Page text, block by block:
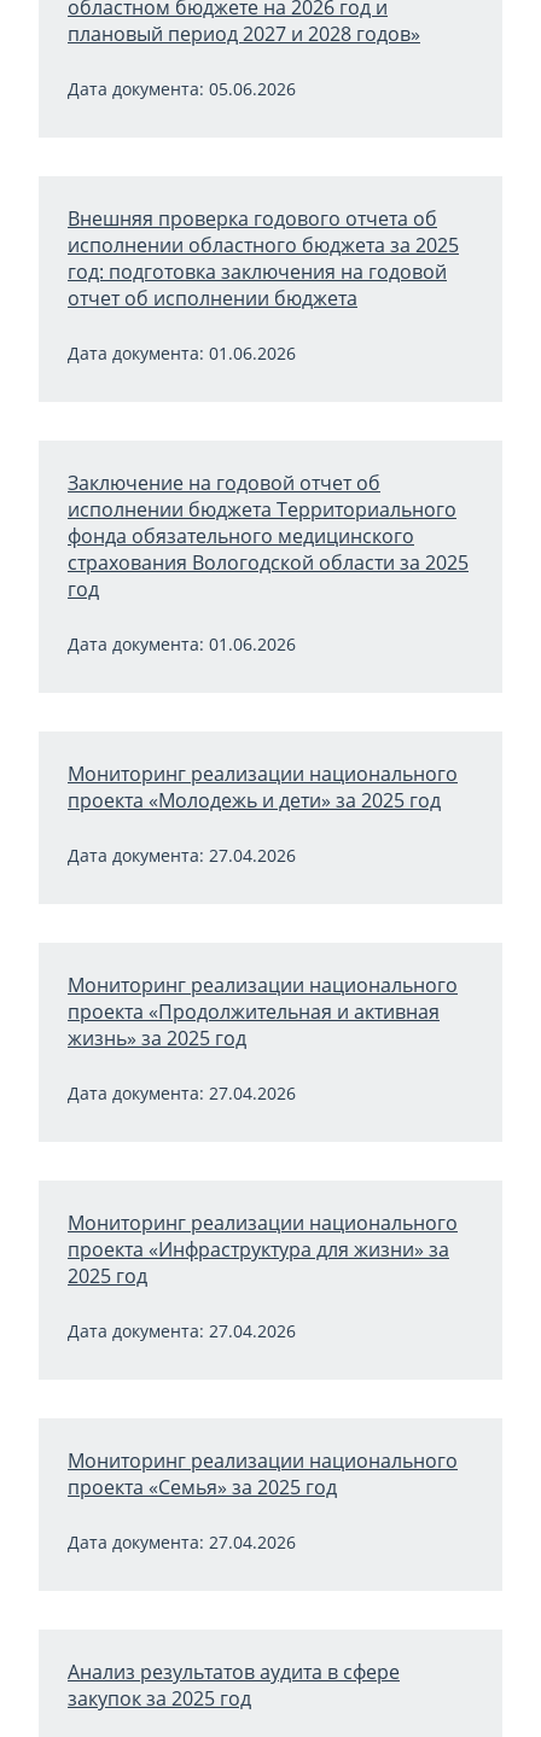
областном бюджете на 2026 год и
плановый период 2027 и 2028 годов»
Дата документа: 05.06.2026
Внешняя проверка годового отчета об
исполнении областного бюджета за 2025
год: подготовка заключения на годовой
отчет об исполнении бюджета
Дата документа: 01.06.2026
Заключение на годовой отчет об
исполнении бюджета Территориального
фонда обязательного медицинского
страхования Вологодской области за 2025
год
Дата документа: 01.06.2026
Мониторинг реализации национального
проекта «Молодежь и дети» за 2025 год
Дата документа: 27.04.2026
Мониторинг реализации национального
проекта «Продолжительная и активная
жизнь» за 2025 год
Дата документа: 27.04.2026
Мониторинг реализации национального
проекта «Инфраструктура для жизни» за
2025 год
Дата документа: 27.04.2026
Мониторинг реализации национального
проекта «Семья» за 2025 год
Дата документа: 27.04.2026
Анализ результатов аудита в сфере
закупок за 2025 год